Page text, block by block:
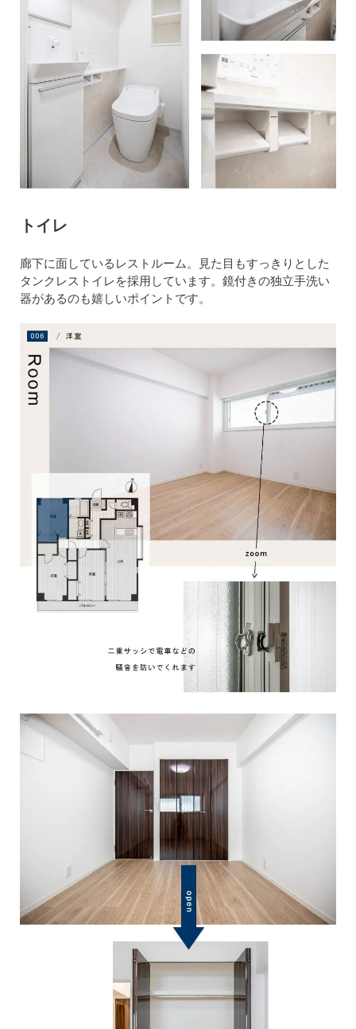
トイレ
廊下に面しているレストルーム。見た目もすっきりとした
タンクレストイレを採用しています。鏡付きの独立手洗い
器があるのも嬉しいポイントです。